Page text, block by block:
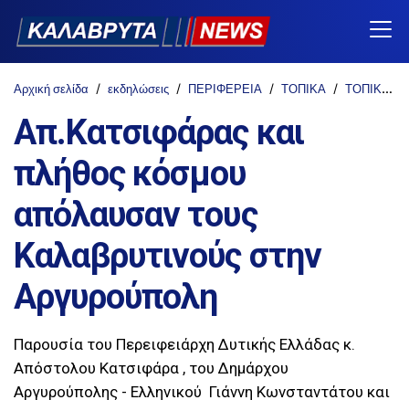
Αρχική σελίδα εκδηλώσεις ΠΕΡΙΦΕΡΕΙΑ ΤΟΠΙΚΑ ΤΟΠΙΚΑ ΝΕΑ
Απ.Κατσιφάρας και
πλήθος κόσμου
απόλαυσαν τους
Καλαβρυτινούς στην
Αργυρούπολη
Παρουσία του Περειφειάρχη Δυτικής Ελλάδας κ.
Απόστολου Κατσιφάρα , του Δημάρχου
Αργυρούπολης - Ελληνικού Γιάννη Κωνσταντάτου και